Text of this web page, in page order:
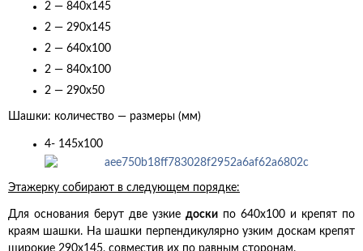
2 — 840х145
2 — 290х145
2 — 640х100
2 — 840х100
2 — 290х50
Шашки: количество — размеры (мм)
4- 145х100
Этажерку собирают в следующем порядке:
Для основания берут две узкие доски по 640х100 и крепят по
краям шашки. На шашки перпендикулярно узким доскам крепят
широкие 290х145, совместив их по равным сторонам.